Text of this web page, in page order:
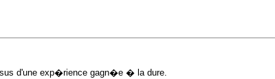
d'une exp�rience gagn�e � la dure.